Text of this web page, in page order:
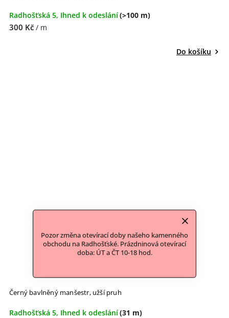
Pozor změna otevírací doby našeho kamenného
obchodu na Radhošťské. Prázdninová otevírací
doba: ÚT a ČT 10-18 hod.
Radhošťská 5, Ihned k odeslání(>100 m)
300 Kč / m
Do košíku
Černý bavlněný manšestr, užší pruh
Radhošťská 5, Ihned k odeslání(31 m)